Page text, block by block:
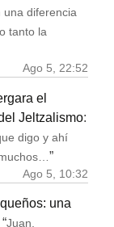
diferencia
tanto la
Ago 5, 22:52
el
Jeltzalismo:
digo y ahí
”
Ago 5, 10:32
una
Juan,